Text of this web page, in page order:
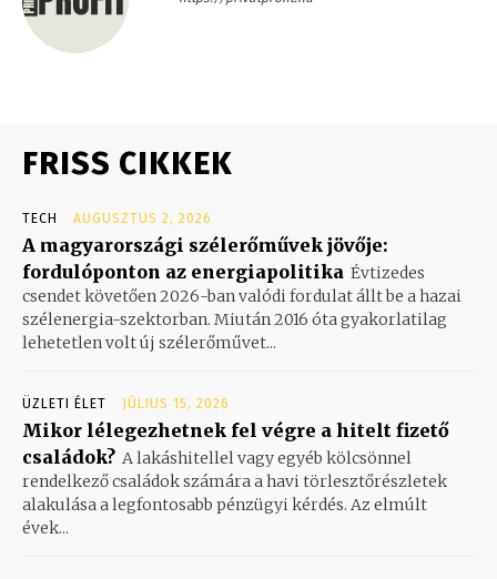
FRISS CIKKEK
TECH AUGUSZTUS 2, 2026
A magyarországi szélerőművek jövője:
fordulóponton az energiapolitika Évtizedes
csendet követően 2026-ban valódi fordulat állt be a hazai
szélenergia-szektorban. Miután 2016 óta gyakorlatilag
lehetetlen volt új szélerőművet...
ÜZLETI ÉLET JÚLIUS 15, 2026
Mikor lélegezhetnek fel végre a hitelt fizető
családok? A lakáshitellel vagy egyéb kölcsönnel
rendelkező családok számára a havi törlesztőrészletek
alakulása a legfontosabb pénzügyi kérdés. Az elmúlt
évek...